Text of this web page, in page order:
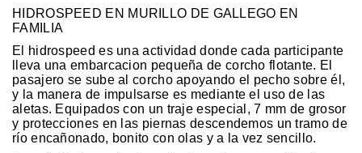
HIDROSPEED EN MURILLO DE GALLEGO EN
FAMILIA
El hidrospeed es una actividad donde cada participante
lleva una embarcacion pequeña de corcho flotante. El
pasajero se sube al corcho apoyando el pecho sobre él,
y la manera de impulsarse es mediante el uso de las
aletas. Equipados con un traje especial, 7 mm de grosor
y protecciones en las piernas descendemos un tramo de
río encañonado, bonito con olas y a la vez sencillo.